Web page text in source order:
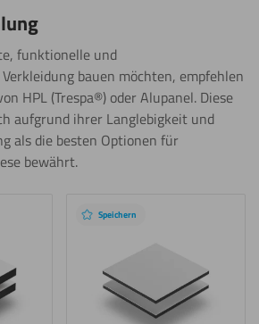
funktionelle und
bauen möchten, empfehlen
HPL (Trespa®) oder Alupanel. Diese
aufgrund ihrer Langlebigkeit und
als die besten Optionen für
bewährt.
Speichern